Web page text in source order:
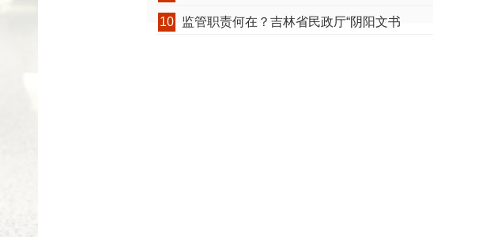
10 监管职责何在？吉林省民政厅“阴阳文书